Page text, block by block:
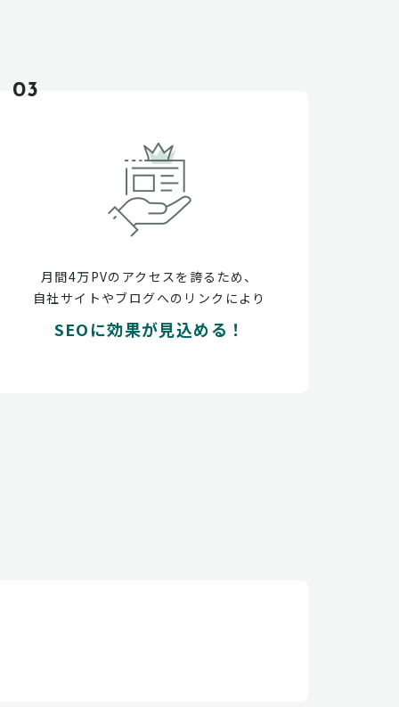
03
月間4万PVのアクセスを誇るため、
自社サイトやブログへのリンクにより
SEOに効果が見込める！